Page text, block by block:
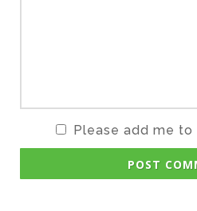
Please add me
POST